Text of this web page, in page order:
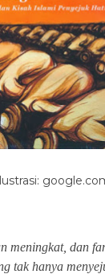
meningkat, dan
tak hanya